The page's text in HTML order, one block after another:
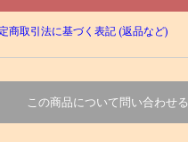
商取引法に基づく表記 (返品など)
この商品について問い合わせる